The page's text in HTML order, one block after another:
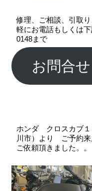
修理、ご相談、引取
軽にお電話もしくは
0148まで
お問合せ
ホンダ クロスカブ
川市）より ご予約
ご依頼頂きました。。